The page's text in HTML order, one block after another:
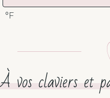
°F
À vos claviers et